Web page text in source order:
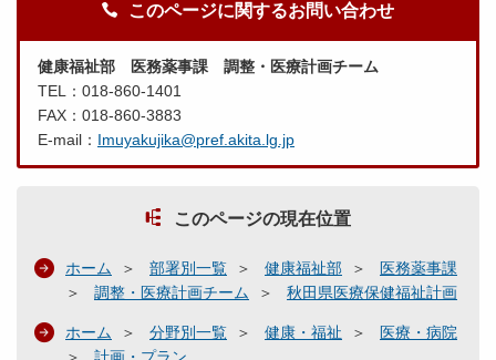
このページに関するお問い合わせ
健康福祉部 医務薬事課 調整・医療計画チーム
TEL：018-860-1401
FAX：018-860-3883
E-mail： Imuyakujika@pref.akita.lg.jp
このページの現在位置
ホーム 部署別一覧 健康福祉部
医務薬事課
調整・医療計画チーム
秋田県医療保健福祉計画
ホーム 分野別一覧 健康・福祉
医療・病院